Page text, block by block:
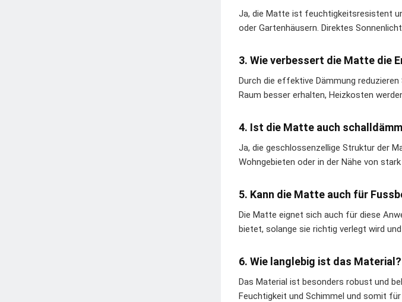
Ja, die Matte ist feuchtigkeitsresistent
oder Gartenhäusern. Direktes
3. Wie verbessert die Matte die
Durch die effektive Dämmung
Raum besser erhalten, Heizkosten
4. Ist die Matte auch
Ja, die geschlossenzellige Struktur der
Wohngebieten oder in der Nähe von
5. Kann die Matte auch für
Die Matte eignet sich auch für diese
bietet, solange sie richtig verlegt wird
6. Wie langlebig ist das Material?
Das Material ist besonders robust und
Feuchtigkeit und Schimmel und somit